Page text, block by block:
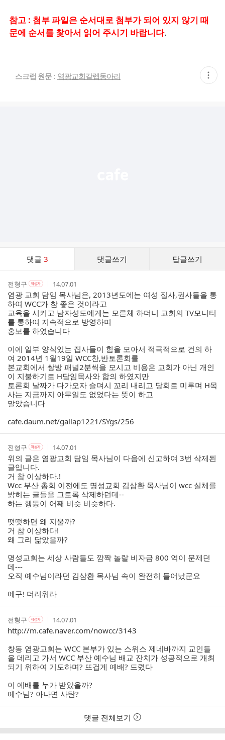
참고 : 첨부 파일은 순서대로 첨부가 되어 있지 않기 때
문에 순서를 찿아서 읽어 주시기 바랍니다.
스크랩 원문 : 염광교회갈렙동아리 현
재
댓글 3 댓글쓰기 답글쓰기
작
성
자
전형구 작
성
자
본
인
여
부
작
성
자
작
성
시
간
14.07.01
염광 교회 담임 목사님은, 2013년도에는 여성 집사,권사들을 통
하여 WCC가 참 좋은 것이라고
교육을 시키고 남자성도에게는 모른체 하더니 교회의 TV모니터
를 통하여 지속적으로 방영하며
홍보를 하였습니다
이에 일부 양식있는 집사들이 힘을 모아서 적극적으로 건의 하
여 2014년 1월19일 WCC찬,반토론회를
본교회에서 쌍방 패널2분씩을 모시고 비용은 교회가 아닌 개인
이 지불하기로 H담임목사와 합의 하였지만
토론회 날짜가 다가오자 슬며시 꼬리 내리고 당회로 미루며 H목
사는 지금까지 아무일도 없었다는 뜻이 하고
말았습니다
cafe.daum.net/gallap1221/SYgs/256
작
성
자
전형구 작
성
자
본
인
여
부
작
성
자
작
성
시
간
14.07.01
위의 글은 염광교회 담임 목사님이 다음에 신고하여 3번 삭제된
글입니다.
거 참 이상하다.!
Wcc 부산 총회 이전에도 명성교회 김삼환 목사님이 wcc 실체를
밝히는 글들을 그토록 삭제하던데--
하는 행동이 어째 비슷 비슷하다.
떳떳하면 왜 지울까?
거 참 이상하다!
왜 그리 닮았을까?
명성교회는 세상 사람들도 깜짝 놀랄 비자금 800 억이 문제던
데---
오직 예수님이라던 김삼환 목사님 속이 완전히 들어났군요
에구! 더러워라
작
성
자
전형구 작
성
자
본
인
여
부
작
성
자
작
성
시
간
14.07.01
http://m.cafe.naver.com/nowcc/3143
창동 염광교회는 WCC 본부가 있는 스위스 제네바까지 교인들
을 데리고 가서 WCC 부산 예수님 배교 잔치가 성공적으로 개최
되기 위하여 기도하며? 뜨겁게 예배? 드렸다
이 예배를 누가 받았을까?
예수님? 아나면 사탄?
댓글 전체보기